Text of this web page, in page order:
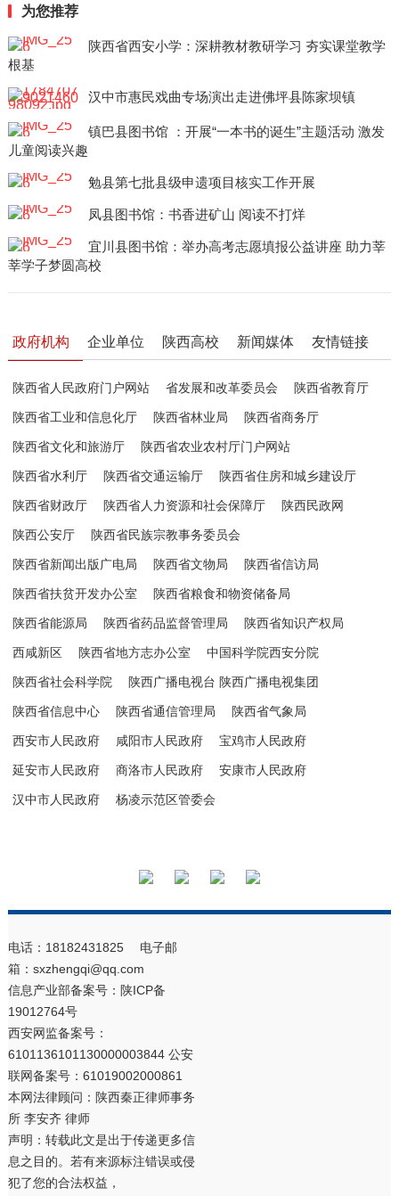
为您推荐
陕西省西安小学：深耕教材教研学习 夯实课堂教学
根基
汉中市惠民戏曲专场演出走进佛坪县陈家坝镇
镇巴县图书馆 ：开展“一本书的诞生”主题活动 激发
儿童阅读兴趣
勉县第七批县级申遗项目核实工作开展
凤县图书馆：书香进矿山 阅读不打烊
宜川县图书馆：举办高考志愿填报公益讲座 助力莘
莘学子梦圆高校
政府机构 企业单位 陕西高校 新闻媒体 友情链接
陕西省人民政府门户网站 省发展和改革委员会 陕西省教育厅
陕西省工业和信息化厅 陕西省林业局 陕西省商务厅
陕西省文化和旅游厅 陕西省农业农村厅门户网站
陕西省水利厅 陕西省交通运输厅 陕西省住房和城乡建设厅
陕西省财政厅 陕西省人力资源和社会保障厅 陕西民政网
陕西公安厅 陕西省民族宗教事务委员会
陕西省新闻出版广电局 陕西省文物局 陕西省信访局
陕西省扶贫开发办公室 陕西省粮食和物资储备局
陕西省能源局 陕西省药品监督管理局 陕西省知识产权局
西咸新区 陕西省地方志办公室 中国科学院西安分院
陕西省社会科学院 陕西广播电视台 陕西广播电视集团
陕西省信息中心 陕西省通信管理局 陕西省气象局
西安市人民政府 咸阳市人民政府 宝鸡市人民政府
延安市人民政府 商洛市人民政府 安康市人民政府
汉中市人民政府 杨凌示范区管委会
电话：18182431825 电子邮
箱：sxzhengqi@qq.com
信息产业部备案号： 陕ICP备
19012764号
西安网监备案号：
6101136101130000003844 公安
联网备案号：61019002000861
本网法律顾问：陕西秦正律师事务
所 李安齐 律师
声明：转载此文是出于传递更多信
息之目的。若有来源标注错误或侵
犯了您的合法权益，